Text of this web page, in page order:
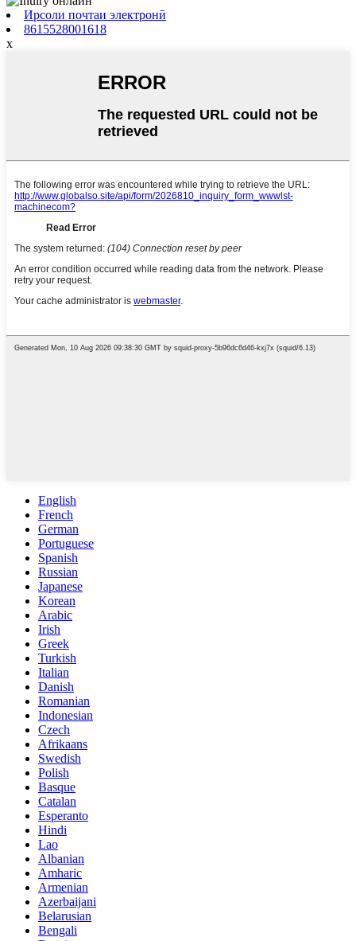
Ирсоли почтаи электронӣ
8615528001618
x
English
French
German
Portuguese
Spanish
Russian
Japanese
Korean
Arabic
Irish
Greek
Turkish
Italian
Danish
Romanian
Indonesian
Czech
Afrikaans
Swedish
Polish
Basque
Catalan
Esperanto
Hindi
Lao
Albanian
Amharic
Armenian
Azerbaijani
Belarusian
Bengali